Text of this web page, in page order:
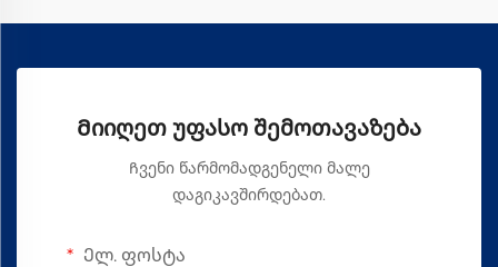
Მიიღეთ უფასო შემოთავაზება
Ჩვენი წარმომადგენელი მალე
დაგიკავშირდებათ.
Ელ. ფოსტა